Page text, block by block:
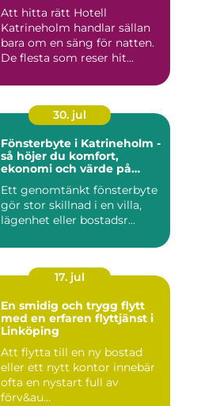
Att hitta rätt Hotell
Katrineholm handlar sällan
bara om en säng för natten.
De flesta som reser hit...
30. jul
Fönsterbyte i Katrineholm -
så höjer du komfort,
ekonomi och värde på
Ett genomtänkt fönsterbyte
gör stor skillnad i en villa,
lägenhet eller bostadsr...
17. jul
En smidig och trygg flytt
med en erfaren flyttjänst i
Linköping
Att flytta till en ny bostad
eller ett nytt kontor innebär
ofta en nystart full av
förv&au...